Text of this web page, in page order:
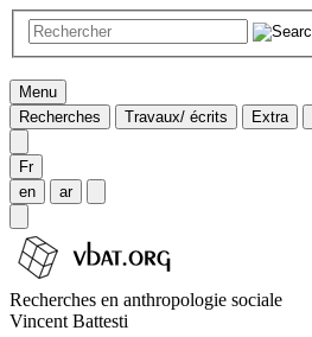
Menu
Recherches
Travaux/ écrits Extra
Fr
en
ar
Recherches en anthropologie sociale
Vincent Battesti